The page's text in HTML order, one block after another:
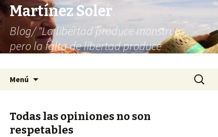
Martínez Soler
Blog/ "La libertad produce monstruos,
pero la falta de libertad produce
Menú Buscar:
Todas las opiniones no son
respetables